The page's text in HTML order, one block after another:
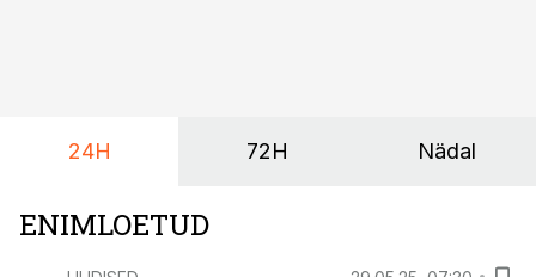
24H 72H Nädal
ENIMLOETUD